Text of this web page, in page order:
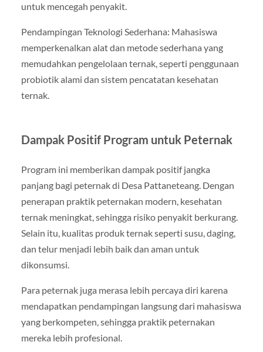
untuk mencegah penyakit.
Pendampingan Teknologi Sederhana: Mahasiswa
memperkenalkan alat dan metode sederhana yang
memudahkan pengelolaan ternak, seperti penggunaan
probiotik alami dan sistem pencatatan kesehatan
ternak.
Dampak Positif Program untuk Peternak
Program ini memberikan dampak positif jangka
panjang bagi peternak di Desa Pattaneteang. Dengan
penerapan praktik peternakan modern, kesehatan
ternak meningkat, sehingga risiko penyakit berkurang.
Selain itu, kualitas produk ternak seperti susu, daging,
dan telur menjadi lebih baik dan aman untuk
dikonsumsi.
Para peternak juga merasa lebih percaya diri karena
mendapatkan pendampingan langsung dari mahasiswa
yang berkompeten, sehingga praktik peternakan
mereka lebih profesional.